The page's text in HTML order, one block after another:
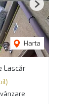
Harta
Next
Lascăr